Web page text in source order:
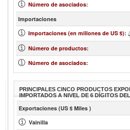
Número de asociados:
Importaciones
Importaciones (en millones de US $):
Número de productos:
Número de asociados:
PRINCIPALES CINCO PRODUCTOS
IMPORTADOS A NIVEL DE 6 DÍGITOS
Exportaciones (US $ Miles )
Vainilla